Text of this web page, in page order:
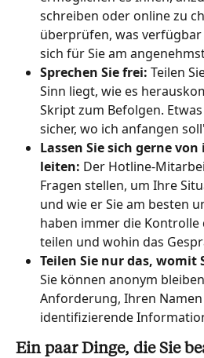
schreiben oder online zu
überprüfen, was
sich für Sie am
Sprechen Sie frei: Teilen
Sinn liegt, wie es
Skript zum Befolgen.
sicher, wo ich anfangen
Lassen Sie sich gerne
leiten: Der Hotline-
Fragen stellen, um Ihre
und wie er Sie am besten
haben immer die Kontrolle
teilen und wohin das
Teilen Sie nur das, womit
Sie können anonym
Anforderung, Ihren
identifizierende
Ein paar Dinge, die Sie